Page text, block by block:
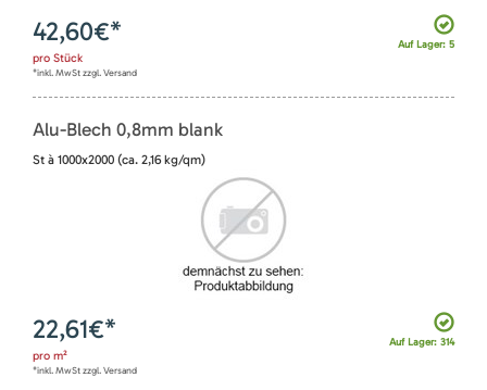
Auf Lager: 5
42,60€*
pro Stück
*inkl. MwSt zzgl. Versand
Alu-Blech 0,8mm blank
St à 1000x2000 (ca. 2,16 kg/qm)
Auf Lager: 314
22,61€*
pro m²
*inkl. MwSt zzgl. Versand